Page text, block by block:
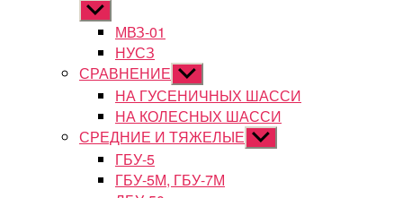
Показывать
подменюМВЗ-01
НУСЗ
СРАВНЕНИЕ Показывать
подменю
НА ГУСЕНИЧНЫХ ШАССИ
НА КОЛЕСНЫХ ШАССИ
СРЕДНИЕ И ТЯЖЕЛЫЕ Показывать
подменю
ГБУ-5
ГБУ-5М, ГБУ-7М